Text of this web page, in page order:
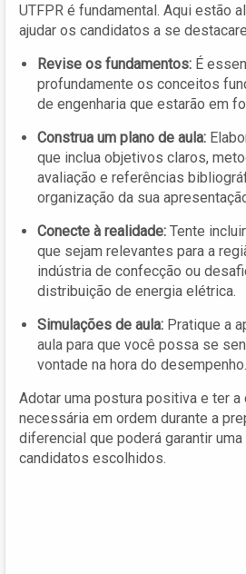
UTFPR é fundamental. Aqui estão
ajudar os candidatos a se
Revise os fundamentos: É
profundamente os conceitos
de engenharia que estarão em
Construa um plano de aula:
que inclua objetivos claros,
avaliação e referências
organização da sua
Conecte à realidade: Tente
que sejam relevantes para a
indústria de confecção ou
distribuição de energia elétrica.
Simulações de aula: Pratique a
aula para que você possa se
vontade na hora do desempenho.
Adotar uma postura positiva e ter a
necessária em ordem durante a
diferencial que poderá garantir
candidatos escolhidos.